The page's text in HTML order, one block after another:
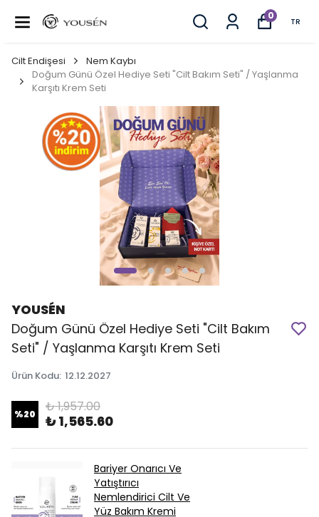
0
TR
Cilt Endişesi
Nem Kaybı
Doğum Günü Özel Hediye Seti "Cilt Bakım Seti" / Yaşlanma
Karşıtı Krem Seti
YOUSÉN
Doğum Günü Özel Hediye Seti "Cilt Bakım
Seti" / Yaşlanma Karşıtı Krem Seti
Ürün Kodu: 12.12.2027
%20 ₺ 1,957.00
₺ 1,565.60
Bariyer Onarıcı Ve
Yatıştırıcı
Nemlendirici Cilt Ve
Yüz Bakım Kremi